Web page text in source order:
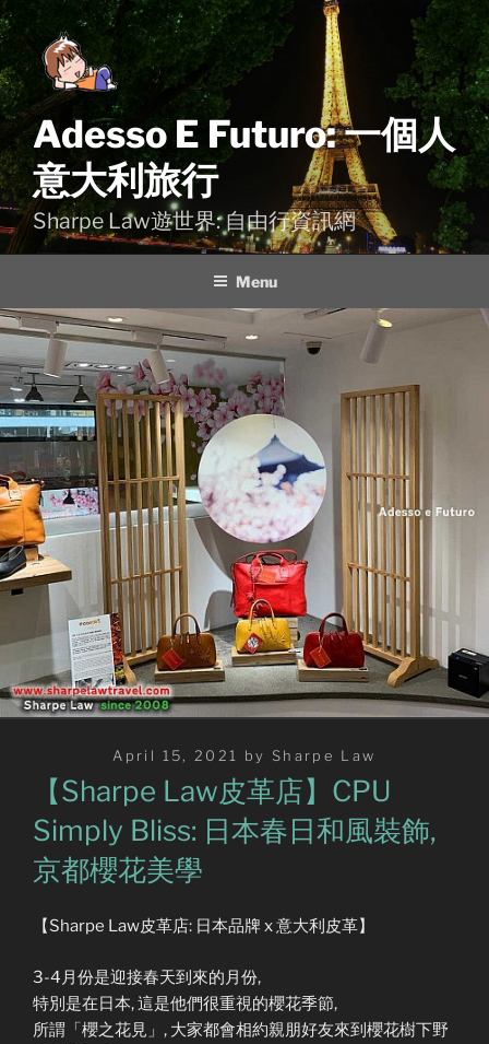
Skip
to
content
Adesso E Futuro: 一個人
意大利旅行
Sharpe Law遊世界: 自由行資訊網
Menu
Posted
April 15, 2021 by Sharpe Law
【Sharpe Law皮革店】CPU
Simply Bliss: 日本春日和風裝飾,
京都櫻花美學
【Sharpe Law皮革店: 日本品牌 x 意大利皮革】
3-4月份是迎接春天到來的月份,
特別是在日本, 這是他們很重視的櫻花季節,
所謂「櫻之花見」, 大家都會相約親朋好友來到櫻花樹下野